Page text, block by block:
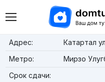
Адрес:
Катартал
Метро:
Мирзо
Срок сдачи: